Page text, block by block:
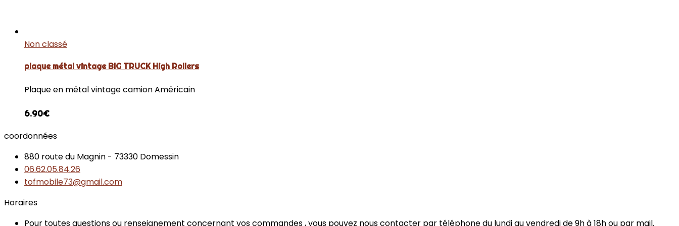
Non classé
plaque métal vintage BIG TRUCK High Rollers
Plaque en métal vintage camion Américain
6.90€
coordonnées
880 route du Magnin - 73330 Domessin
06.62.05.84.26
tofmobile73@gmail.com
Horaires
Pour toutes questions ou renseignement concernant vos commandes , vous pouvez nous contacter par téléphone du lundi au vendredi de 9h à 18h ou par mail.